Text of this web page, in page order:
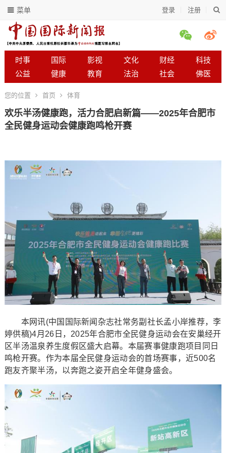
登录 注册
菜单
时事 国际 影视 文化 财经
科技
公益
健康 教育 法治 社会 佛医
您的位置 首页 体育
欢乐半汤健康跑，活力合肥启新篇——2025年合肥市
全民健身运动会健康跑鸣枪开赛
本网讯(中国国际新闻杂志社常务副社长孟小岸推荐，李
婷供稿)4月26日，2025年合肥市全民健身运动会在安巢经开
区半汤温泉养生度假区盛大启幕。本届赛事健康跑项目同日
鸣枪开赛。作为本届全民健身运动会的首场赛事，近500名
跑友齐聚半汤，以奔跑之姿开启全年健身盛会。